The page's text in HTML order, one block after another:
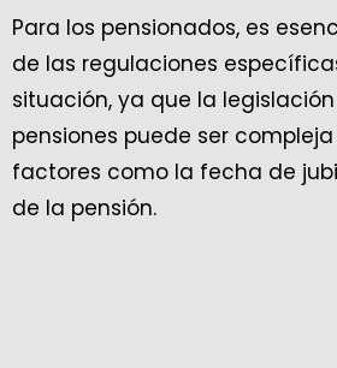
Para los pensionados, es
de las regulaciones
situación, ya que la
pensiones puede ser
factores como la fecha de
de la pensión.